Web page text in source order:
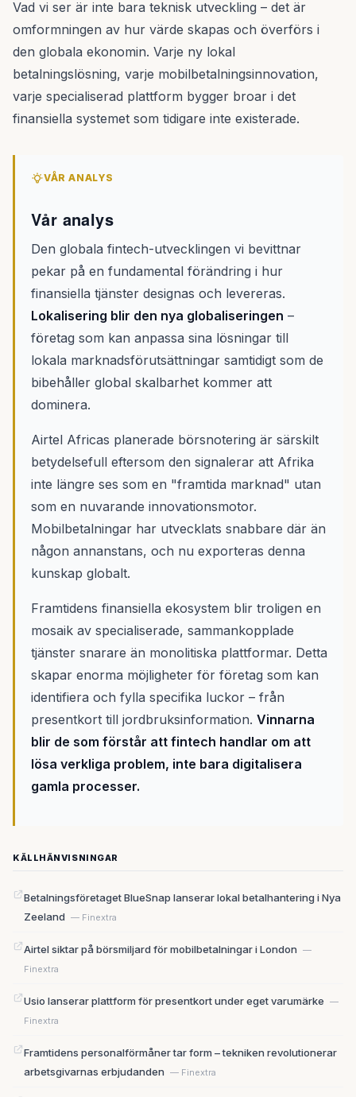
Vad vi ser är inte bara teknisk utveckling – det är
omformningen av hur värde skapas och överförs i
den globala ekonomin. Varje ny lokal
betalningslösning, varje mobilbetalningsinnovation,
varje specialiserad plattform bygger broar i det
finansiella systemet som tidigare inte existerade.
VÅR ANALYS
Vår analys
Den globala fintech-utvecklingen vi bevittnar
pekar på en fundamental förändring i hur
finansiella tjänster designas och levereras.
Lokalisering blir den nya globaliseringen –
företag som kan anpassa sina lösningar till
lokala marknadsförutsättningar samtidigt som de
bibehåller global skalbarhet kommer att
dominera.
Airtel Africas planerade börsnotering är särskilt
betydelsefull eftersom den signalerar att Afrika
inte längre ses som en "framtida marknad" utan
som en nuvarande innovationsmotor.
Mobilbetalningar har utvecklats snabbare där än
någon annanstans, och nu exporteras denna
kunskap globalt.
Framtidens finansiella ekosystem blir troligen en
mosaik av specialiserade, sammankopplade
tjänster snarare än monolitiska plattformar. Detta
skapar enorma möjligheter för företag som kan
identifiera och fylla specifika luckor – från
presentkort till jordbruksinformation. Vinnarna
blir de som förstår att fintech handlar om att
lösa verkliga problem, inte bara digitalisera
gamla processer.
KÄLLHÄNVISNINGAR
Betalningsföretaget BlueSnap lanserar lokal betalhantering i Nya
Zeeland — Finextra
Airtel siktar på börsmiljard för mobilbetalningar i London —
Finextra
Usio lanserar plattform för presentkort under eget varumärke —
Finextra
Framtidens personalförmåner tar form – tekniken revolutionerar
arbetsgivarnas erbjudanden — Finextra